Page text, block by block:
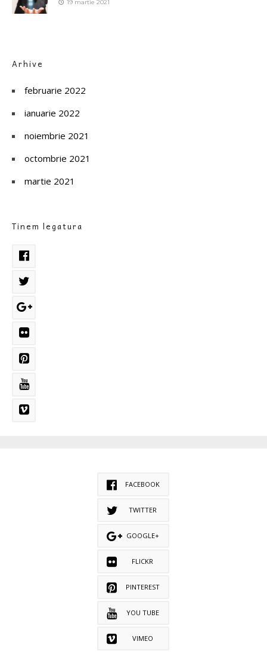
19 martie 2021
Arhive
februarie 2022
ianuarie 2022
noiembrie 2021
octombrie 2021
martie 2021
Tinem legatura
FACEBOOK
TWITTER
GOOGLE+
FLICKR
PINTEREST
YOU TUBE
VIMEO